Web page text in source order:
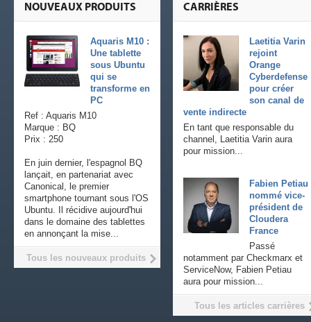
CARRIÈRES
Laetitia Varin
rejoint
Orange
Cyberdefense
pour créer
son canal de
vente indirecte
En tant que responsable du
channel, Laetitia Varin aura
pour mission...
Fabien Petiau
nommé vice-
président de
Cloudera
France
Passé
notamment par Checkmarx et
ServiceNow, Fabien Petiau
aura pour mission...
Tous les articles carrières
NOUVEAUX PRODUITS
Aquaris M10 :
Une tablette
sous Ubuntu
qui se
transforme en
PC
Ref : Aquaris M10
Marque : BQ
Prix : 250
En juin dernier, l'espagnol BQ
lançait, en partenariat avec
Canonical, le premier
smartphone tournant sous l'OS
Ubuntu. Il récidive aujourd'hui
dans le domaine des tablettes
en annonçant la mise...
Tous les nouveaux produits